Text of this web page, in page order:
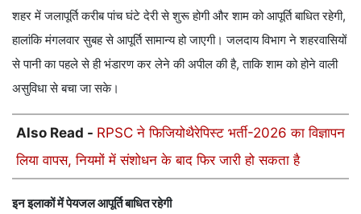
शहर में जलापूर्ति करीब पांच घंटे देरी से शुरू होगी और शाम को आपूर्ति बाधित रहेगी,
हालांकि मंगलवार सुबह से आपूर्ति सामान्य हो जाएगी। जलदाय विभाग ने शहरवासियों
से पानी का पहले से ही भंडारण कर लेने की अपील की है, ताकि शाम को होने वाली
असुविधा से बचा जा सके।
Also Read - RPSC ने फिजियोथैरेपिस्ट भर्ती-2026 का विज्ञापन
लिया वापस, नियमों में संशोधन के बाद फिर जारी हो सकता है
इन इलाकों में पेयजल आपूर्ति बाधित रहेगी